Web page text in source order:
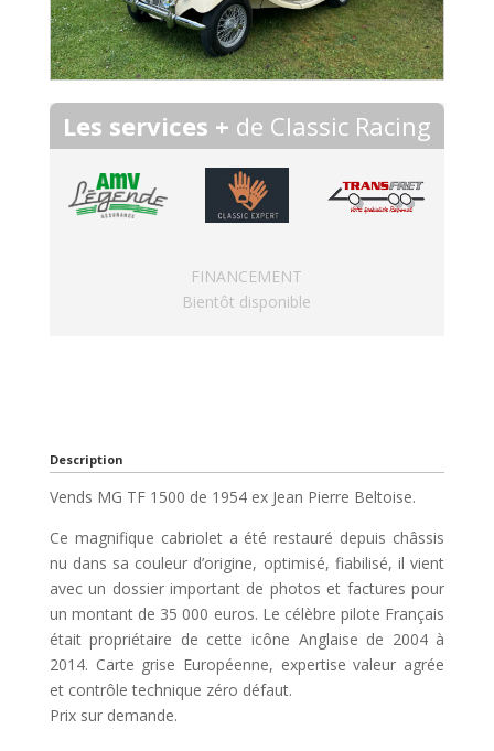
Les services + de Classic Racing
FINANCEMENT
Bientôt disponible
Description
Vends MG TF 1500 de 1954 ex Jean Pierre Beltoise.
Ce magnifique cabriolet a été restauré depuis châssis
nu dans sa couleur d’origine, optimisé, fiabilisé, il vient
avec un dossier important de photos et factures pour
un montant de 35 000 euros. Le célèbre pilote Français
était propriétaire de cette icône Anglaise de 2004 à
2014. Carte grise Européenne, expertise valeur agrée
et contrôle technique zéro défaut.
Prix sur demande.